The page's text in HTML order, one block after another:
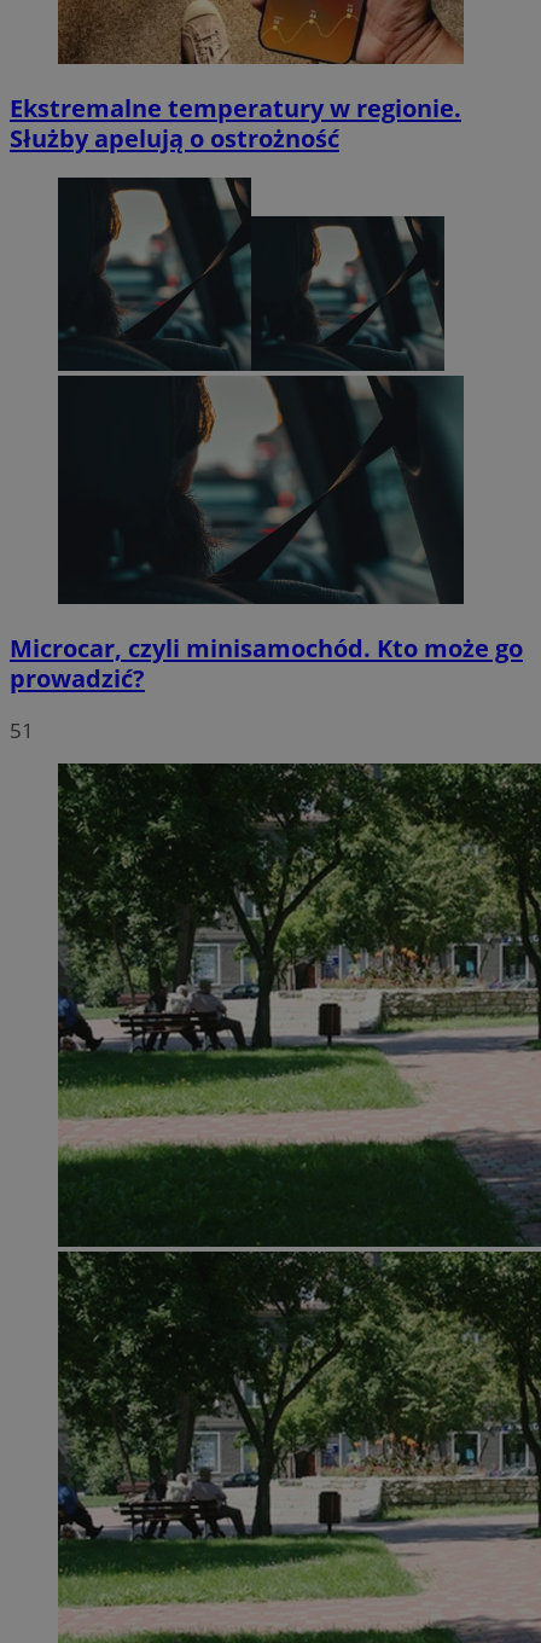
Ekstremalne temperatury w regionie.
Służby apelują o ostrożność
Microcar, czyli minisamochód. Kto może go
prowadzić?
51